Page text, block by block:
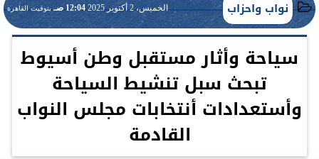
نواب واحزاب الخميس، 2 أكتوبر 2025 12:04 صـ بتوقيت القاهرة
سياحة وأثار مستقبل وطن أسيوط
تبحث سبل تنشيط السياحة
وأستعدادات أنتخابات مجلس النواب
القادمة